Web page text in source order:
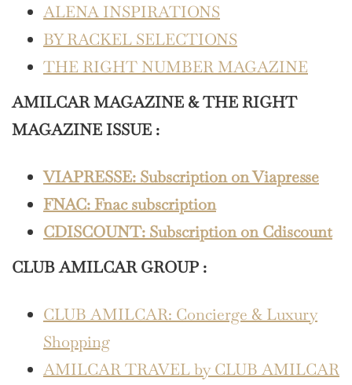
ALENA INSPIRATIONS
BY RACKEL SELECTIONS
THE RIGHT NUMBER MAGAZINE
AMILCAR MAGAZINE & THE RIGHT
MAGAZINE ISSUE :
VIAPRESSE: Subscription on Viapresse
FNAC: Fnac subscription
CDISCOUNT: Subscription on Cdiscount
CLUB AMILCAR GROUP :
CLUB AMILCAR: Concierge & Luxury
Shopping
AMILCAR TRAVEL by CLUB AMILCAR